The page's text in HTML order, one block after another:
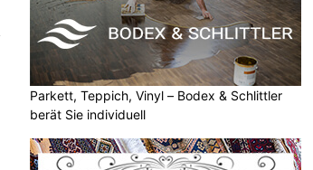
Parkett, Teppich, Vinyl – Bodex & Schlittler
berät Sie individuell